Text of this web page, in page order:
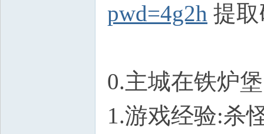
pwd=4g2h 提取
0.主城在铁炉堡
1.游戏经验:杀